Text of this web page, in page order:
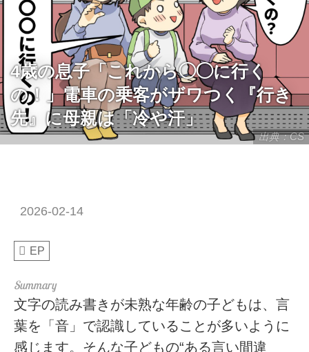
出典：CS
4歳の息子「これから◯◯に行く
の！」電車の乗客がザワつく『行き
先』に母親は「冷や汗」
2026-02-14
EP
文字の読み書きが未熟な年齢の子どもは、言
葉を「音」で認識していることが多いように
感じます。そんな子どもの“ある言い間違